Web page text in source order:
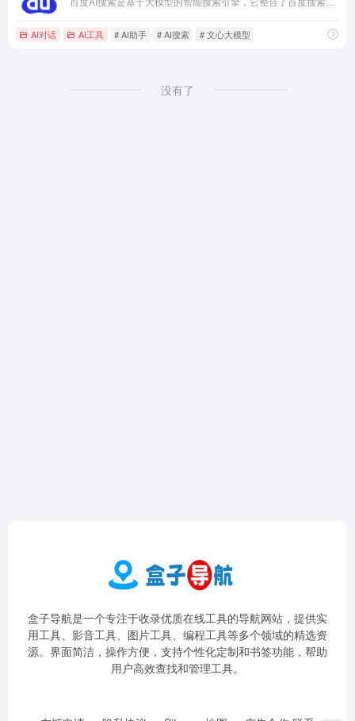
AI对话 AI工具 # AI助手 # AI搜索 # 文心大模型
没有了
盒子导航是一个专注于收录优质在线工具的导航网站，提供实
用工具、影音工具、图片工具、编程工具等多个领域的精选资
源。界面简洁，操作方便，支持个性化定制和书签功能，帮助
用户高效查找和管理工具。